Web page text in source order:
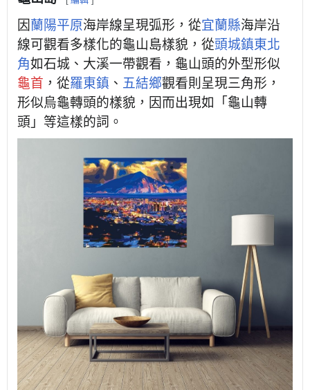
因蘭陽平原海岸線呈現弧形，從宜蘭縣海岸沿
線可觀看多樣化的龜山島樣貌，從頭城鎮東北
角如石城、大溪一帶觀看，龜山頭的外型形似
龜首 ，從羅東鎮 、 五結鄉觀看則呈現三角形，
形似烏龜轉頭的樣貌，因而出現如「龜山轉
頭」等這樣的詞。